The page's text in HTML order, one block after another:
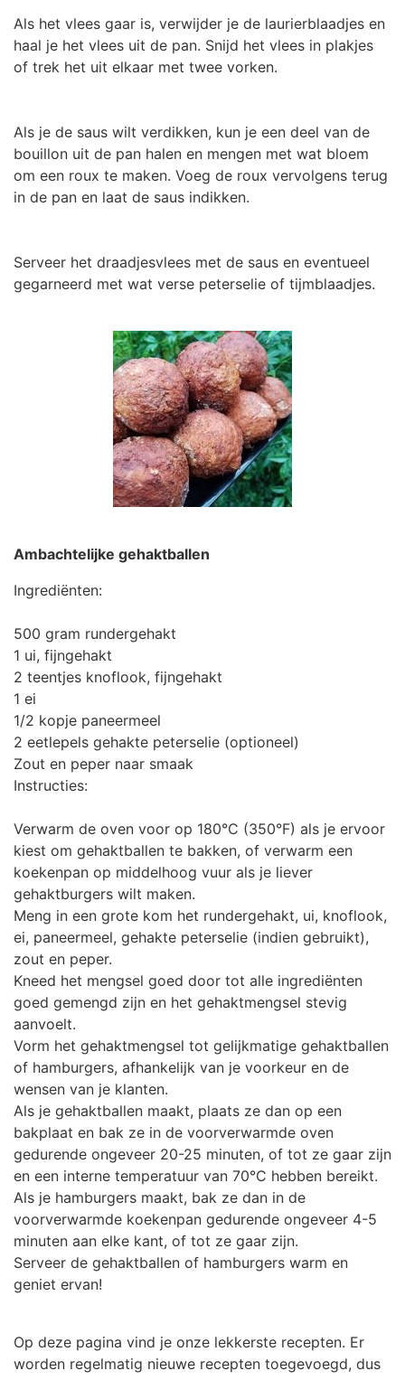
Als het vlees gaar is, verwijder je de laurierblaadjes en
haal je het vlees uit de pan. Snijd het vlees in plakjes
of trek het uit elkaar met twee vorken.
Als je de saus wilt verdikken, kun je een deel van de
bouillon uit de pan halen en mengen met wat bloem
om een roux te maken. Voeg de roux vervolgens terug
in de pan en laat de saus indikken.
Serveer het draadjesvlees met de saus en eventueel
gegarneerd met wat verse peterselie of tijmblaadjes.
Ambachtelijke gehaktballen
Ingrediënten:
500 gram rundergehakt
1 ui, fijngehakt
2 teentjes knoflook, fijngehakt
1 ei
1/2 kopje paneermeel
2 eetlepels gehakte peterselie (optioneel)
Zout en peper naar smaak
Instructies:
Verwarm de oven voor op 180°C (350°F) als je ervoor
kiest om gehaktballen te bakken, of verwarm een ​​
koekenpan op middelhoog vuur als je liever
gehaktburgers wilt maken.
Meng in een grote kom het rundergehakt, ui, knoflook,
ei, paneermeel, gehakte peterselie (indien gebruikt),
zout en peper.
Kneed het mengsel goed door tot alle ingrediënten
goed gemengd zijn en het gehaktmengsel stevig
aanvoelt.
Vorm het gehaktmengsel tot gelijkmatige gehaktballen
of hamburgers, afhankelijk van je voorkeur en de
wensen van je klanten.
Als je gehaktballen maakt, plaats ze dan op een
bakplaat en bak ze in de voorverwarmde oven
gedurende ongeveer 20-25 minuten, of tot ze gaar zijn
en een interne temperatuur van 70°C hebben bereikt.
Als je hamburgers maakt, bak ze dan in de
voorverwarmde koekenpan gedurende ongeveer 4-5
minuten aan elke kant, of tot ze gaar zijn.
Serveer de gehaktballen of hamburgers warm en
geniet ervan!
Op deze pagina vind je onze lekkerste recepten. Er
worden regelmatig nieuwe recepten toegevoegd, dus